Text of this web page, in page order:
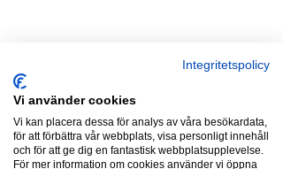
Integritetspolicy
Vi använder cookies
Vi kan placera dessa för analys av våra besökardata,
för att förbättra vår webbplats, visa personligt innehåll
och för att ge dig en fantastisk webbplatsupplevelse.
För mer information om cookies använder vi öppna